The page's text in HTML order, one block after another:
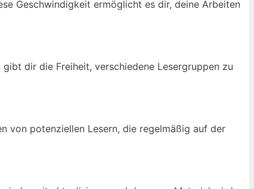
Geschwindigkeit ermöglicht es dir, deine Arbeiten
dir die Freiheit, verschiedene Lesergruppen zu
von potenziellen Lesern, die regelmäßig auf der